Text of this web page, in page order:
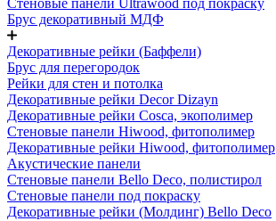
Стеновые панели Ultrawood под покраску
Брус декоративный МДФ
Декоративные рейки (Баффели)
Брус для перегородок
Рейки для стен и потолка
Декоративные рейки Decor Dizayn
Декоративные рейки Cosca, экополимер
Стеновые панели Hiwood, фитополимер
Декоративные рейки Hiwood, фитополимер
Акустические панели
Стеновые панели Bello Deco, полистирол
Стеновые панели под покраску
Декоративные рейки (Молдинг) Bello Deco